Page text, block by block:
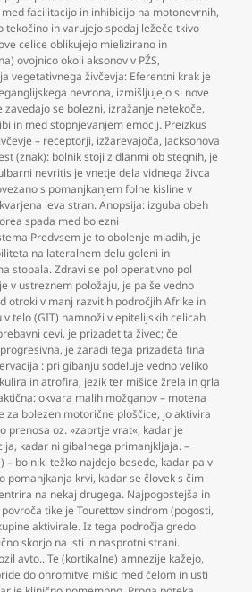
facilitacijo in inhibicijo na motonevrnih,
tekočino in varujejo spodaj ležeče tkivo
celice oblikujejo mielizirano in
ovojnico okoli aksonov v PŽS,
vegetativnega živčevja: Eferentni krak je
nevrona, izmišljujejo si nove
zavedajo se bolezni, izražanje netekoče,
in med stopnjevanjem emocij. Preizkus
– receptorji, izžarevajoča, Jacksonova
(znak): bolnik stoji z dlanmi ob stegnih, je
nevritis je vnetje dela vidnega živca
s pomanjkanjem folne kisline v
leva stran. Anopsija: izguba obeh
spada med bolezni
Predvsem je to obolenje mladih, je
na lateralnem delu goleni in
stopala. Zdravi se pol operativno pol
v ustreznem položaju, je pa še vedno
otroki v manj razvitih področjih Afrike in
v telo (GIT) namnoži v epitelijskih celicah
cevi, je prizadet ta živec; če
, je zaradi tega prizadeta fina
: pri gibanju sodeluje vedno veliko
in atrofira, jezik ter mišice žrela in grla
okvara malih možganov – motena
za bolezen motorične ploščice, jo aktivira
prenosa oz. »zaprtje vrat«, kadar je
, kadar ni gibalnega primanjkljaja. –
– bolniki težko najdejo besede, kadar pa v
pomanjkanja krvi, kadar se človek s čim
na nekaj drugega. Najpogostejša in
tike je Tourettov sindrom (pogosti,
aktivirale. Iz tega področja gredo
skorjo na isti in nasprotni strani.
avto.. Te (kortikalne) amnezije kažejo,
do ohromitve mišic med čelom in usti